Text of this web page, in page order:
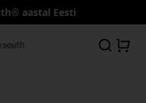
aastal Eesti